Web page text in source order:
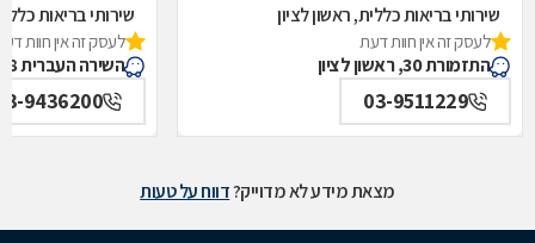
שירותי בריאות כללית, ראשון לציון
לעסק זה אין חוות דעת
התזמורת 30, ראשון לציון
03-9511229
שירותי בריאות
לעסק זה אין חוות
השירה העברית 8, ראשון לציון
9436200
מצאת מידע לא מדוייק?דווח על טעות